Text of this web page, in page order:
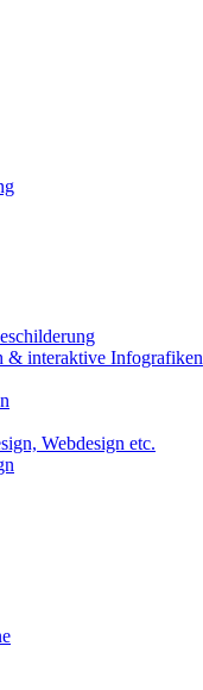
& interaktive Infografiken
Webdesign etc.